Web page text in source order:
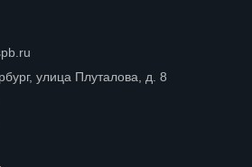
улица Плуталова, д. 8